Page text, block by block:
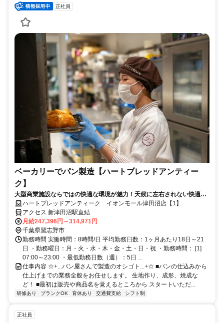
正社員
ベーカリーでパン製造【ハートブレッドアンティー
ク】
大型商業施設ならではの快適な環境が魅力！天候に左右されない快適な
空間で安心して働けます。
ハートブレッドアンティーク イオンモール津田沼店【1】
アクセス 新津田沼駅直結
月給247,396円～314,971円
千葉県習志野市
勤務時間 実働時間：8時間/日 平均勤務日数：1ヶ月あたり18日～21
日 ・勤務曜日：月・火・水・木・金・土・日・祝 ・勤務時間： [1]
07:00～23:00 ・最低勤務日数（週）：5日 ...
仕事内容 ☆+...パン屋さんで製造のオシゴト...+☆ ■パンの仕込みから
仕上げまでの業務全般をお任せします。 生地作り、成形、焼成な
ど！ ■最初は販売や商品名を覚えるところから スタートいただ...
研修あり ブランクOK 育休あり 交通費支給 シフト制
正社員